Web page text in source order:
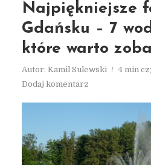
Najpiękniejsze
Gdańsku – 7
które warto
Autor: Kamil Sulewski
4 min
Dodaj komentarz